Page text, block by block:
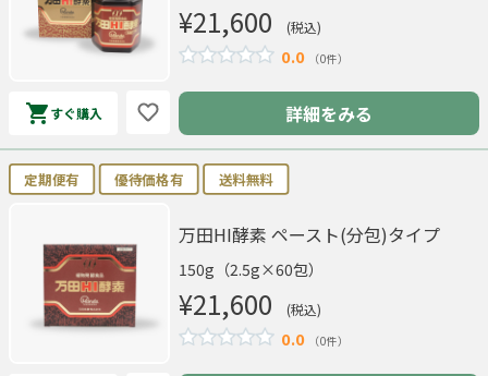
¥21,600 (税込)
0.0 （0件）
すぐ購入 詳細をみる
定期便有 優待価格有 送料無料
万田HI酵素 ペースト(分包)タイプ
150g（2.5g×60包）
¥21,600 (税込)
0.0 （0件）